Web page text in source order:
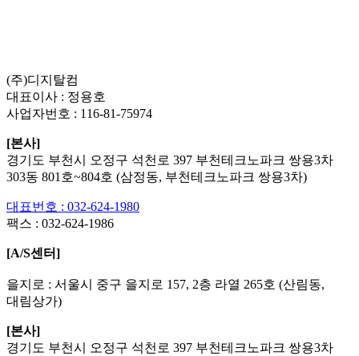
(주)디지탈컴
대표이사 : 정용호
사업자번호 : 116-81-75974
[본사]
경기도 부천시 오정구 석천로 397 부천테크노파크 쌍용3차
303동 801호~804호 (삼정동, 부천테크노파크 쌍용3차)
대표번호 : 032-624-1980
팩스 : 032-624-1986
[A/S센터]
을지로 : 서울시 중구 을지로 157, 2층 라열 265호 (산림동,
대림상가)
[본사]
경기도 부천시 오정구 석천로 397 부천테크노파크 쌍용3차